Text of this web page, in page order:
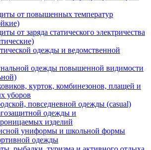
от повышенных температур
от заряда статического электричества
одежды и ведомственной
одежды повышенной видимости
курток, комбинезонов, плащей и
уборов
повседневной одежды (casual)
одежды и
изделий
униформы и школьной формы
одежды